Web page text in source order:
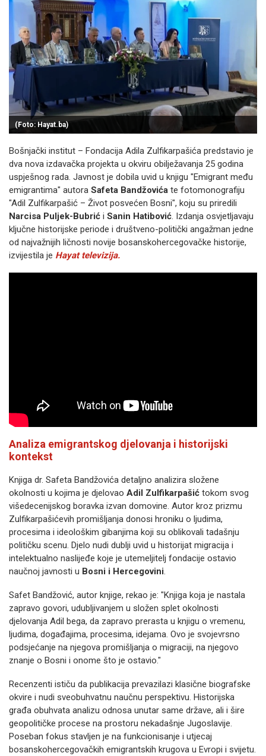
(Foto: Hayat.ba)
Bošnjački institut – Fondacija Adila Zulfikarpašića predstavio je
dva nova izdavačka projekta u okviru obilježavanja 25 godina
uspješnog rada. Javnost je dobila uvid u knjigu "Emigrant među
emigrantima" autora Safeta Bandžovića te fotomonografiju
"Adil Zulfikarpašić – Život posvećen Bosni", koju su priredili
Narcisa Puljek-Bubrić i Sanin Hatibović. Izdanja osvjetljavaju
ključne historijske periode i društveno-politički angažman jedne
od najvažnijih ličnosti novije bosanskohercegovačke historije,
izvijestila je Hayat televizija.
Analiza emigrantskog djelovanja i historijski
kontekst
Knjiga dr. Safeta Bandžovića detaljno analizira složene
okolnosti u kojima je djelovao Adil Zulfikarpašić tokom svog
višedecenijskog boravka izvan domovine. Autor kroz prizmu
Zulfikarpašićevih promišljanja donosi hroniku o ljudima,
procesima i ideološkim gibanjima koji su oblikovali tadašnju
političku scenu. Djelo nudi dublji uvid u historijat migracija i
intelektualno naslijeđe koje je utemeljitelj fondacije ostavio
naučnoj javnosti u Bosni i Hercegovini.
Safet Bandžović, autor knjige, rekao je: "Knjiga koja je nastala
zapravo govori, udubljivanjem u složen splet okolnosti
djelovanja Adil bega, da zapravo prerasta u knjigu o vremenu,
ljudima, događajima, procesima, idejama. Ovo je svojevrsno
podsjećanje na njegova promišljanja o migraciji, na njegovo
znanje o Bosni i onome što je ostavio."
Recenzenti ističu da publikacija prevazilazi klasične biografske
okvire i nudi sveobuhvatnu naučnu perspektivu. Historijska
građa obuhvata analizu odnosa unutar same države, ali i šire
geopolitičke procese na prostoru nekadašnje Jugoslavije.
Poseban fokus stavljen je na funkcionisanje i utjecaj
bosanskohercegovačkih emigrantskih krugova u Evropi i svijetu.